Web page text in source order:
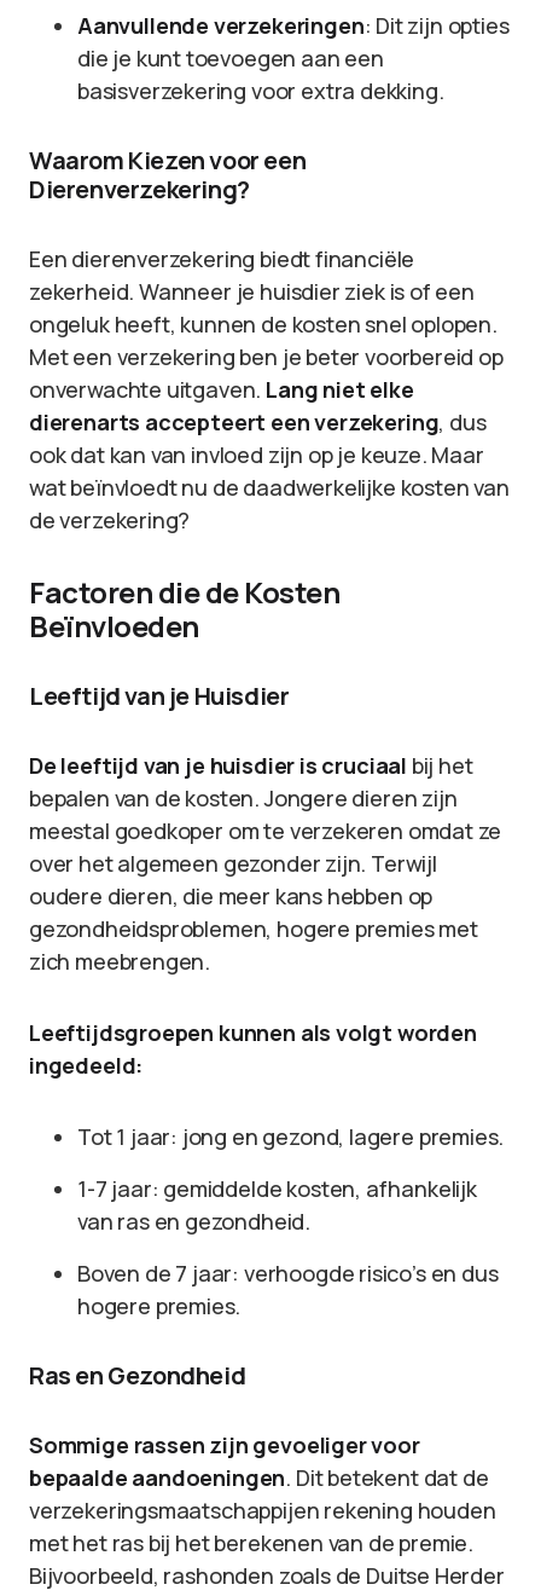
Aanvullende verzekeringen: Dit zijn opties
die je kunt toevoegen aan een
basisverzekering voor extra dekking.
Waarom Kiezen voor een
Dierenverzekering?
Een dierenverzekering biedt financiële
zekerheid. Wanneer je huisdier ziek is of een
ongeluk heeft, kunnen de kosten snel oplopen.
Met een verzekering ben je beter voorbereid op
onverwachte uitgaven. Lang niet elke
dierenarts accepteert een verzekering, dus
ook dat kan van invloed zijn op je keuze. Maar
wat beïnvloedt nu de daadwerkelijke kosten van
de verzekering?
Factoren die de Kosten
Beïnvloeden
Leeftijd van je Huisdier
De leeftijd van je huisdier is cruciaal bij het
bepalen van de kosten. Jongere dieren zijn
meestal goedkoper om te verzekeren omdat ze
over het algemeen gezonder zijn. Terwijl
oudere dieren, die meer kans hebben op
gezondheidsproblemen, hogere premies met
zich meebrengen.
Leeftijdsgroepen kunnen als volgt worden
ingedeeld:
Tot 1 jaar: jong en gezond, lagere premies.
1-7 jaar: gemiddelde kosten, afhankelijk
van ras en gezondheid.
Boven de 7 jaar: verhoogde risico’s en dus
hogere premies.
Ras en Gezondheid
Sommige rassen zijn gevoeliger voor
bepaalde aandoeningen. Dit betekent dat de
verzekeringsmaatschappijen rekening houden
met het ras bij het berekenen van de premie.
Bijvoorbeeld, rashonden zoals de Duitse Herder